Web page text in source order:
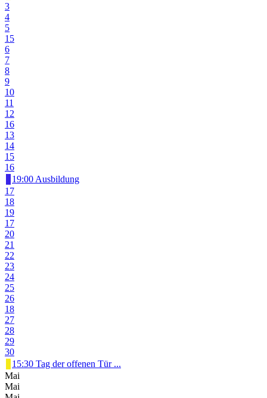
3
4
5
15
6
7
8
9
10
11
12
16
13
14
15
16
19:00 Ausbildung
17
18
19
17
20
21
22
23
24
25
26
18
27
28
29
30
15:30 Tag der offenen Tür ...
Mai
Mai